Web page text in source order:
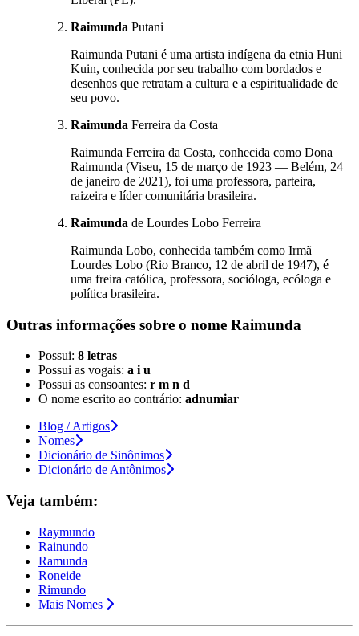
Raimunda Putani
Raimunda Putani é uma artista indígena da etnia Huni
Kuin, conhecida por seu trabalho com bordados e
desenhos que retratam a cultura e a espiritualidade de
seu povo.
Raimunda Ferreira da Costa
Raimunda Ferreira da Costa, conhecida como Dona
Raimunda (Viseu, 15 de março de 1923 — Belém, 24
de janeiro de 2021), foi uma professora, parteira,
raizeira e líder comunitária brasileira.
Raimunda de Lourdes Lobo Ferreira
Raimunda Lobo, conhecida também como Irmã
Lourdes Lobo (Rio Branco, 12 de abril de 1947), é
uma freira católica, professora, socióloga, ecóloga e
política brasileira.
Outras informações sobre o nome Raimunda
Possui: 8 letras
Possui as vogais: a i u
Possui as consoantes: r m n d
O nome escrito ao contrário: adnumiar
Blog / Artigos
Nomes
Dicionário de Sinônimos
Dicionário de Antônimos
Veja também:
Raymundo
Rainundo
Ramunda
Roneide
Rimundo
Mais Nomes